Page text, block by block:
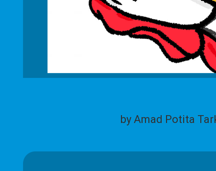
by Amad Potita